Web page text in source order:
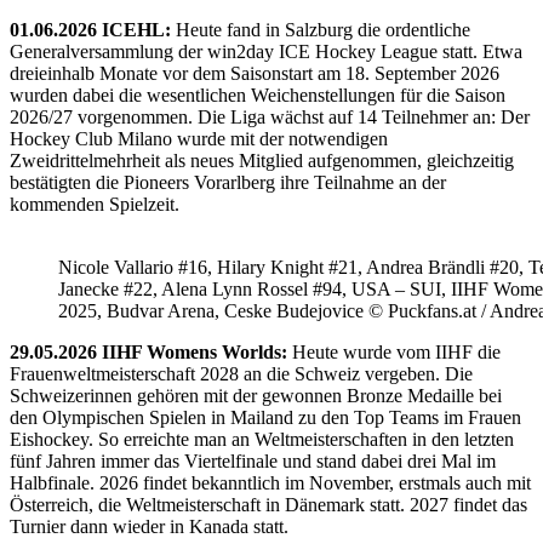
01.06.2026 ICEHL: Heute fand in Salzburg die ordentliche
Generalversammlung der win2day ICE Hockey League statt. Etwa
dreieinhalb Monate vor dem Saisonstart am 18. September 2026
wurden dabei die wesentlichen Weichenstellungen für die Saison
2026/27 vorgenommen. Die Liga wächst auf 14 Teilnehmer an: Der
Hockey Club Milano wurde mit der notwendigen
Zweidrittelmehrheit als neues Mitglied aufgenommen, gleichzeitig
bestätigten die Pioneers Vorarlberg ihre Teilnahme an der
kommenden Spielzeit.
Nicole Vallario #16, Hilary Knight #21, Andrea Brändli #20,
Janecke #22, Alena Lynn Rossel #94, USA – SUI, IIHF
2025, Budvar Arena, Ceske Budejovice © Puckfans.at /
29.05.2026 IIHF Womens Worlds: Heute wurde vom IIHF die
Frauenweltmeisterschaft 2028 an die Schweiz vergeben. Die
Schweizerinnen gehören mit der gewonnen Bronze Medaille bei
den Olympischen Spielen in Mailand zu den Top Teams im Frauen
Eishockey. So erreichte man an Weltmeisterschaften in den letzten
fünf Jahren immer das Viertelfinale und stand dabei drei Mal im
Halbfinale. 2026 findet bekanntlich im November, erstmals auch mit
Österreich, die Weltmeisterschaft in Dänemark statt. 2027 findet das
Turnier dann wieder in Kanada statt.